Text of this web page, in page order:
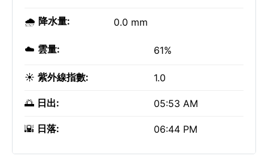
🌧️ 降水量: 0.0 mm
☁️ 雲量: 61%
☀️ 紫外線指數: 1.0
🌅 日出: 05:53 AM
🌇 日落: 06:44 PM